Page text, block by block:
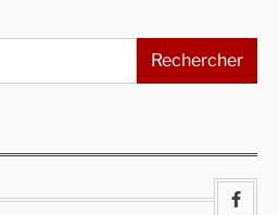
Rechercher